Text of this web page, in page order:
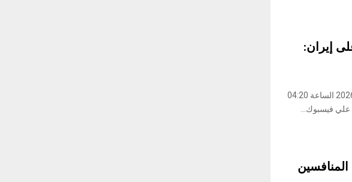
إيران:
«نبض الخليج» مدار الساعة (أ ف ب) ـ نشر في 2026/07/22 الساعة 04:20
علي فيسبوك...